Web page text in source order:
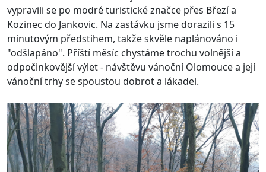
vypravili se po modré turistické značce přes Březí a
Kozinec do Jankovic. Na zastávku jsme dorazili s 15
minutovým předstihem, takže skvěle naplánováno i
"odšlapáno". Příští měsíc chystáme trochu volnější a
odpočinkovější výlet - návštěvu vánoční Olomouce a její
vánoční trhy se spoustou dobrot a lákadel.